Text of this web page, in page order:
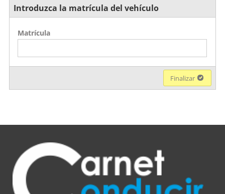
Carnet
conducir
Introduzca la matrícula del vehículo
Matrícula
Finalizar